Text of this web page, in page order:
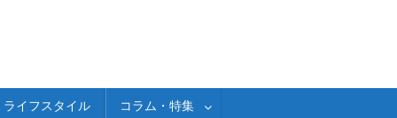
ライフスタイル コラム・特集